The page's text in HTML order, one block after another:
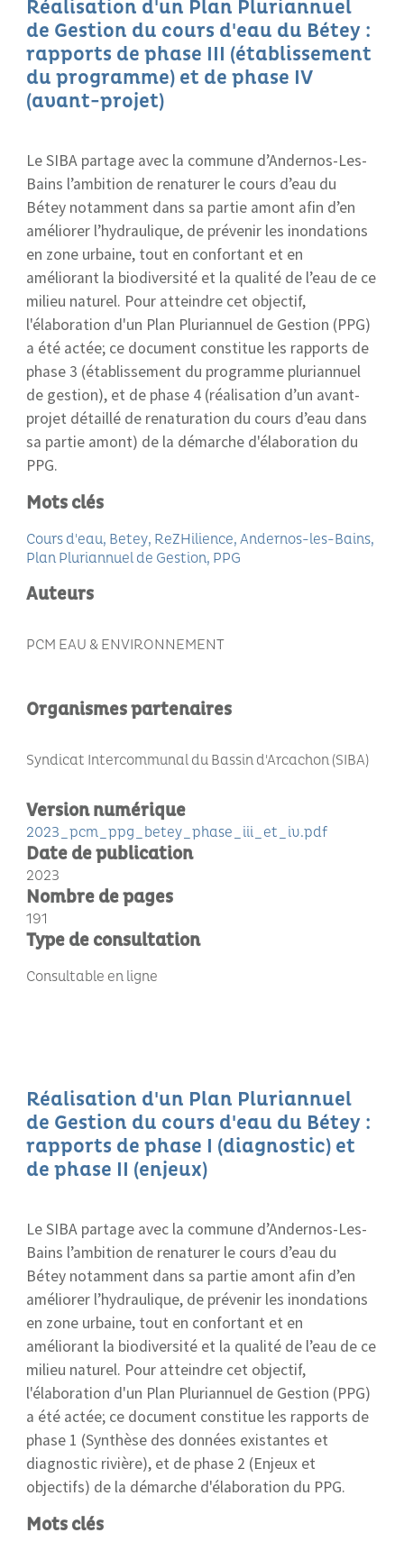
Réalisation d'un Plan Pluriannuel
de Gestion du cours d'eau du Bétey :
rapports de phase III (établissement
du programme) et de phase IV
(avant-projet)
Le SIBA partage avec la commune d’Andernos-Les-
Bains l’ambition de renaturer le cours d’eau du
Bétey notamment dans sa partie amont afin d’en
améliorer l’hydraulique, de prévenir les inondations
en zone urbaine, tout en confortant et en
améliorant la biodiversité et la qualité de l’eau de ce
milieu naturel. Pour atteindre cet objectif,
l'élaboration d'un Plan Pluriannuel de Gestion (PPG)
a été actée; ce document constitue les rapports de
phase 3 (établissement du programme pluriannuel
de gestion), et de phase 4 (réalisation d’un avant-
projet détaillé de renaturation du cours d’eau dans
sa partie amont) de la démarche d'élaboration du
PPG.
Mots clés
Cours d'eau Betey ReZHilience Andernos-les-Bains
Plan Pluriannuel de Gestion PPG
Auteurs
PCM EAU & ENVIRONNEMENT
Organismes partenaires
Syndicat Intercommunal du Bassin d'Arcachon (SIBA)
Version numérique
2023_pcm_ppg_betey_phase_iii_et_iv.pdf
Date de publication
2023
Nombre de pages
191
Type de consultation
Consultable en ligne
Réalisation d'un Plan Pluriannuel
de Gestion du cours d'eau du Bétey :
rapports de phase I (diagnostic) et
de phase II (enjeux)
Le SIBA partage avec la commune d’Andernos-Les-
Bains l’ambition de renaturer le cours d’eau du
Bétey notamment dans sa partie amont afin d’en
améliorer l’hydraulique, de prévenir les inondations
en zone urbaine, tout en confortant et en
améliorant la biodiversité et la qualité de l’eau de ce
milieu naturel. Pour atteindre cet objectif,
l'élaboration d'un Plan Pluriannuel de Gestion (PPG)
a été actée; ce document constitue les rapports de
phase 1 (Synthèse des données existantes et
diagnostic rivière), et de phase 2 (Enjeux et
objectifs) de la démarche d'élaboration du PPG.
Mots clés